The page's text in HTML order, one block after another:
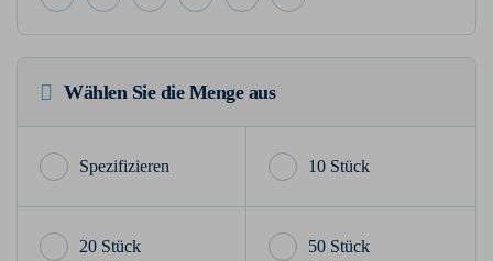
Wählen Sie die Menge aus
10 Stück
20 Stück 50 Stück